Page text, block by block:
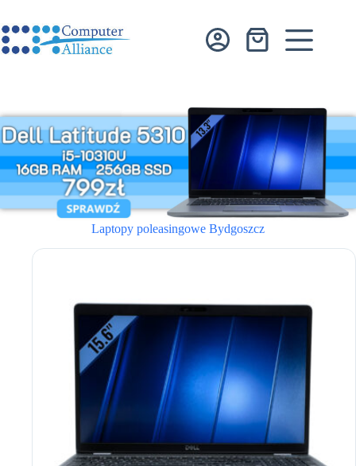
treści
Koszyk
Laptopy poleasingowe Bydgoszcz